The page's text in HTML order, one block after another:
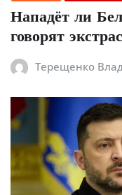
Нападёт ли
говорят
Терещенко